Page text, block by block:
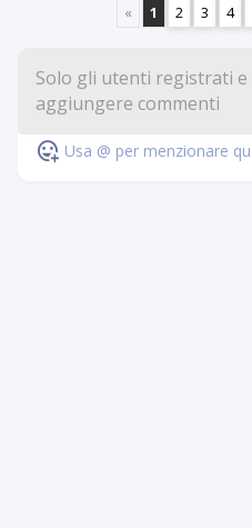
« 1 2 3 4
Usa @ per menzionare